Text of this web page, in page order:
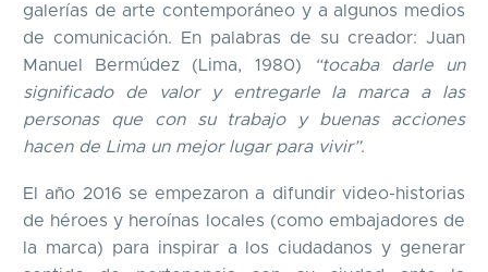
galerías de arte contemporáneo y a algunos medios
de comunicación. En palabras de su creador: Juan
Manuel Bermúdez (Lima, 1980)
“tocaba darle un
significado de valor y entregarle la marca a las
personas que con su trabajo y buenas acciones
hacen de Lima un mejor lugar para vivir”.
El año 2016 se empezaron a difundir video-historias
de héroes y heroínas locales (como embajadores de
la marca) para inspirar a los ciudadanos y generar